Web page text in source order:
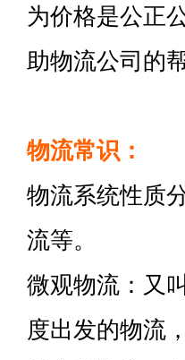
为价格是公正
助物流公司的
物流常识：
物流系统性质
流等。
微观物流：又
度出发的物流